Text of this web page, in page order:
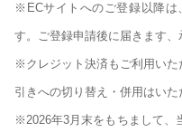
※ECサイトへのご登録以降は
す。ご登録申請後に届きます、
※クレジット決済もご利用い
引きへの切り替え・併用はいた
※2026年3月末をもちまして、